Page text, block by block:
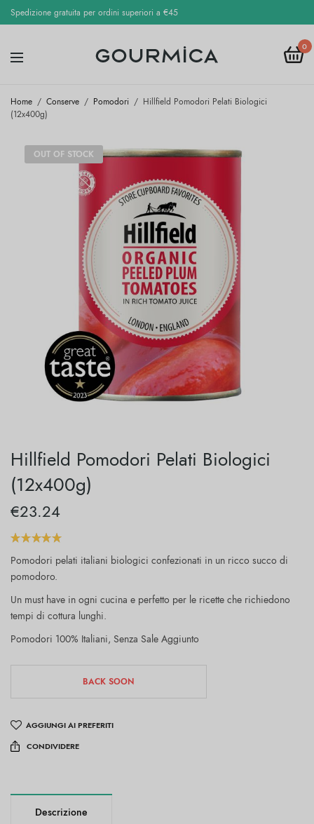
Spedizione gratuita per ordini superiori a €45
0
Home / Conserve / Pomodori / Hillfield Pomodori Pelati Biologici
(12x400g)
OUT OF STOCK
Hillfield Pomodori Pelati Biologici
(12x400g)
€23.24
Pomodori pelati italiani biologici confezionati in un ricco succo di
pomodoro.
Un must have in ogni cucina e perfetto per le ricette che richiedono
tempi di cottura lunghi.
Pomodori 100% Italiani, Senza Sale Aggiunto
BACK SOON
AGGIUNGI AI PREFERITI
CONDIVIDERE
Descrizione